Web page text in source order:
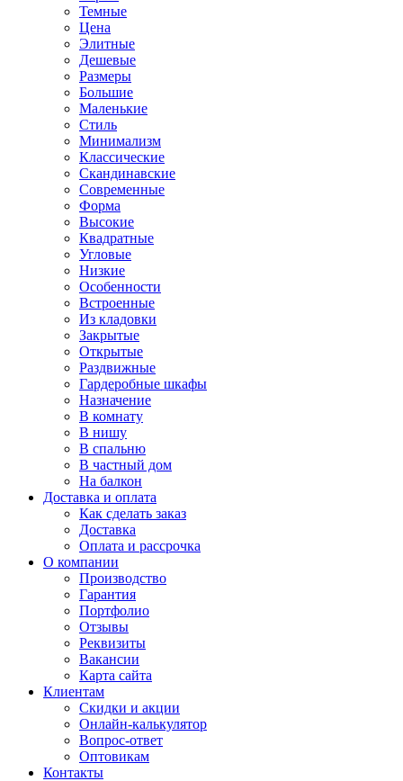
Темные
Цена
Элитные
Дешевые
Размеры
Большие
Маленькие
Стиль
Минимализм
Классические
Скандинавские
Современные
Форма
Высокие
Квадратные
Угловые
Низкие
Особенности
Встроенные
Из кладовки
Закрытые
Открытые
Раздвижные
Гардеробные шкафы
Назначение
В комнату
В нишу
В спальню
В частный дом
На балкон
Доставка и оплата
Как сделать заказ
Доставка
Оплата и рассрочка
О компании
Производство
Гарантия
Портфолио
Отзывы
Реквизиты
Вакансии
Карта сайта
Клиентам
Скидки и акции
Онлайн-калькулятор
Вопрос-ответ
Оптовикам
Контакты